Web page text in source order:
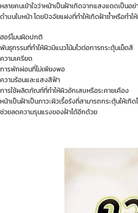
หลายคนเข้าใจว่าหน้าเป็นฝ้าเกิดจากแสงแดดเป็น
ดำบนใบหน้า โดยปัจจัยแฝงที่ทำให้เกิดฝ้าซ้ำหรือทำใ
ฮอร์โมนผิดปกติ
พันธุกรรมที่ทำให้ผิวมีแนวโน้มไวต่อการกระตุ้นเม็ดสี
ความเครียด
การพักผ่อนที่ไม่เพียงพอ
ความร้อนและแสงสีฟ้า
การใช้ผลิตภัณฑ์ที่ทำให้ผิวอักเสบหรือระคายเคือง
หน้าเป็นฝ้าเป็นภาวะผิวเรื้อรังที่สามารถกระตุ้นให้เ
ช่วยลดความรุนแรงของฝ้าได้อีกด้วย